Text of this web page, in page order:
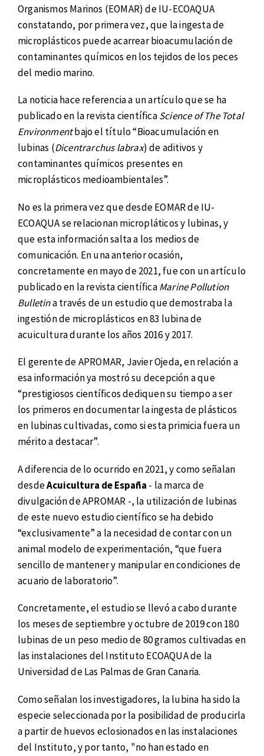
Organismos Marinos (EOMAR) de IU-ECOAQUA
constatando, por primera vez, que la ingesta de
microplásticos puede acarrear bioacumulación de
contaminantes químicos en los tejidos de los peces
del medio marino.
La noticia hace referencia a un artículo que se ha
publicado en la revista científicaScience of The Total
Environmentbajo el título “Bioacumulación en
lubinas (Dicentrarchus labrax) de aditivos y
contaminantes químicos presentes en
microplásticos medioambientales”.
No es la primera vez que desde EOMAR de IU-
ECOAQUA se relacionan micropláticos y lubinas, y
que esta información salta a los medios de
comunicación. En una anterior ocasión,
concretamente en mayo de 2021, fue con un artículo
publicado en la revista científicaMarine Pollution
Bulletina través de un estudio que demostraba la
ingestión de microplásticos en 83 lubina de
acuicultura durante los años 2016 y 2017.
El gerente de APROMAR, Javier Ojeda, en relación a
esa información ya mostró su decepción a que
“prestigiosos científicos dediquen su tiempo a ser
los primeros en documentar la ingesta de plásticos
en lubinas cultivadas, como si esta primicia fuera un
mérito a destacar”.
A diferencia de lo ocurrido en 2021, y como señalan
desdeAcuicultura de España - la marca de
divulgación de APROMAR -, la utilización de lubinas
de este nuevo estudio científico se ha debido
“exclusivamente” a la necesidad de contar con un
animal modelo de experimentación, “que fuera
sencillo de mantener y manipular en condiciones de
acuario de laboratorio”.
Concretamente, el estudio se llevó a cabo durante
los meses de septiembre y octubre de 2019 con 180
lubinas de un peso medio de 80 gramos cultivadas en
las instalaciones del Instituto ECOAQUA de la
Universidad de Las Palmas de Gran Canaria.
Como señalan los investigadores, la lubina ha sido la
especie seleccionada por la posibilidad de producirla
a partir de huevos eclosionados en las instalaciones
del Instituto, y por tanto, "no han estado en